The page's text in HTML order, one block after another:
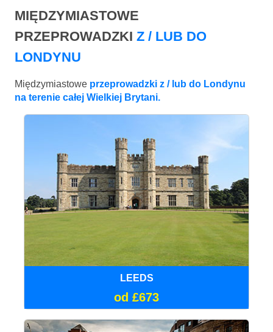
MIĘDZYMIASTOWE
PRZEPROWADZKI Z / LUB DO
LONDYNU
Międzymiastowe przeprowadzki z / lub do Londynu
na terenie całej Wielkiej Brytani.
LEEDS
od £673